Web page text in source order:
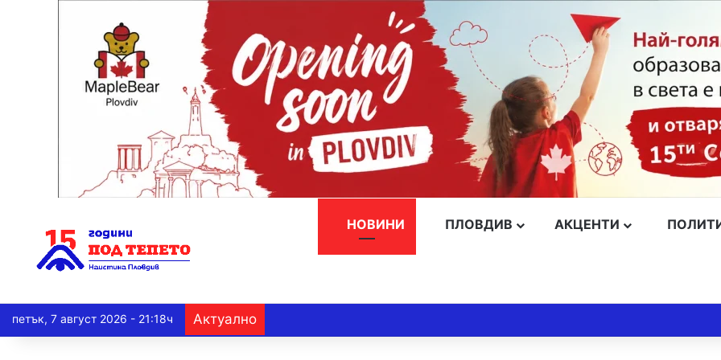
НОВИНИ ПЛОВДИВ АКЦЕНТИ
петък, 7 август 2026 - 21:18ч Актуално